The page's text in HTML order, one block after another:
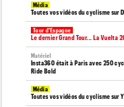
Média
Toutes vos vidéos du cyclisme sur
Tour d'Espagne
Le dernier Grand Tour... La Vuelta
Matériel
Insta360 était à Paris avec 250
Ride Bold
Média
Toutes vos vidéos du cyclisme sur